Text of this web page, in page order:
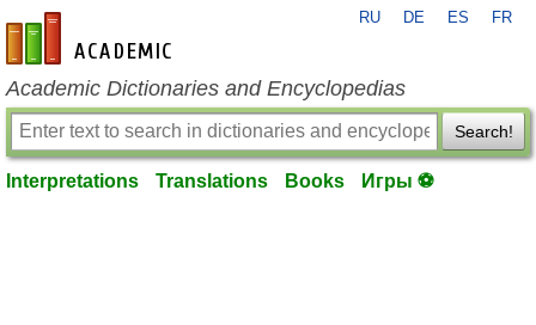
en-academic.com
RU DE ES FR
Academic Dictionaries and Encyclopedias
Search!
Interpretations Translations Books Игры ⚽